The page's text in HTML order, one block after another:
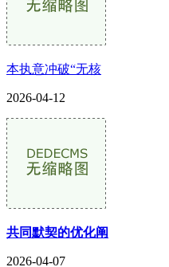
本执意冲破“无核
2026-04-12
共同默契的优化阐
2026-04-07